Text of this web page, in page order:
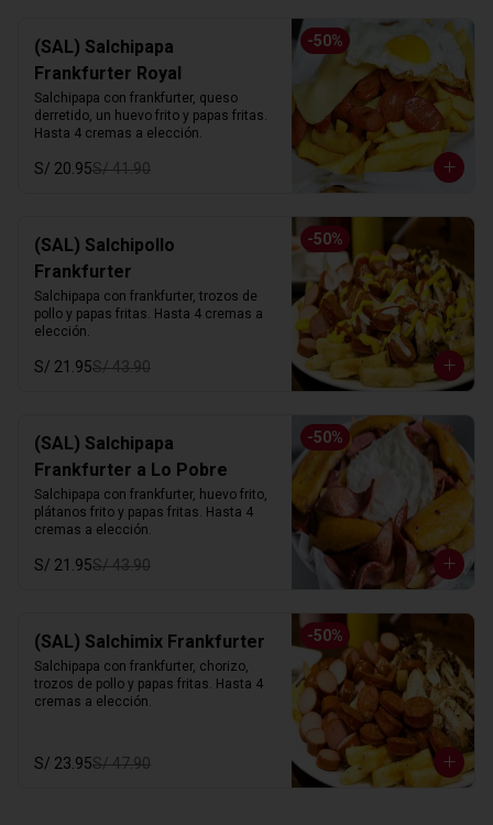
-50%
(SAL) Salchipapa
Frankfurter Royal
Salchipapa con frankfurter, queso
derretido, un huevo frito y papas fritas.
Hasta 4 cremas a elección.
S/ 20.95S/ 41.90
-50%
(SAL) Salchipollo
Frankfurter
Salchipapa con frankfurter, trozos de
pollo y papas fritas. Hasta 4 cremas a
elección.
S/ 21.95S/ 43.90
-50%
(SAL) Salchipapa
Frankfurter a Lo Pobre
Salchipapa con frankfurter, huevo frito,
plátanos frito y papas fritas. Hasta 4
cremas a elección.
S/ 21.95S/ 43.90
-50%
(SAL) Salchimix Frankfurter
Salchipapa con frankfurter, chorizo,
trozos de pollo y papas fritas. Hasta 4
cremas a elección.
S/ 23.95S/ 47.90